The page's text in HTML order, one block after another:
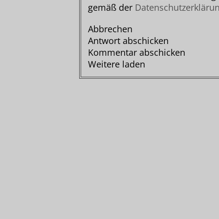
gemäß der
Abbrechen
Antwort abschicken
Kommentar abschicken
Weitere laden